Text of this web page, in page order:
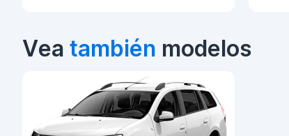
Vea también modelos